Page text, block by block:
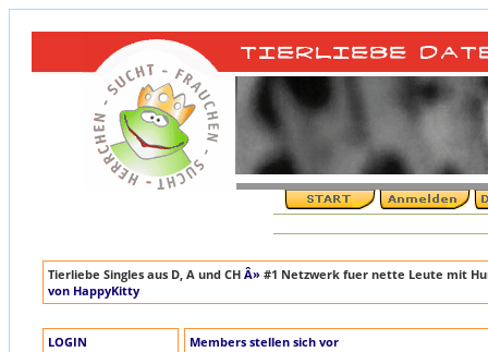
Tierliebe Singles aus D, A und CH Â» #1 Netzwerk fuer nette Leute mit
von HappyKitty
LOGIN
Members stellen sich vor